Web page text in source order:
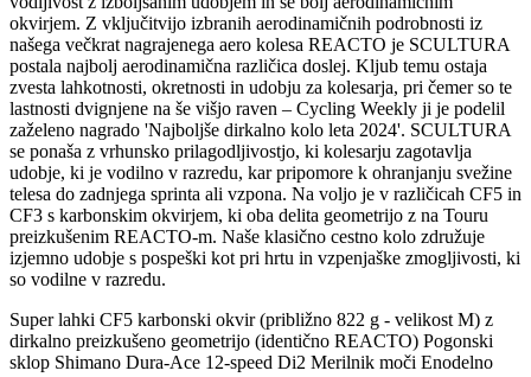
okvirjem. Z vključitvijo izbranih aerodinamičnih podrobnosti iz
našega večkrat nagrajenega aero kolesa REACTO je SCULTURA
postala najbolj aerodinamična različica doslej. Kljub temu ostaja
zvesta lahkotnosti, okretnosti in udobju za kolesarja, pri čemer so te
lastnosti dvignjene na še višjo raven – Cycling Weekly ji je podelil
zaželeno nagrado 'Najboljše dirkalno kolo leta 2024'. SCULTURA
se ponaša z vrhunsko prilagodljivostjo, ki kolesarju zagotavlja
udobje, ki je vodilno v razredu, kar pripomore k ohranjanju svežine
telesa do zadnjega sprinta ali vzpona. Na voljo je v različicah CF5 in
CF3 s karbonskim okvirjem, ki oba delita geometrijo z na Touru
preizkušenim REACTO-m. Naše klasično cestno kolo združuje
izjemno udobje s pospeški kot pri hrtu in vzpenjaške zmogljivosti, ki
so vodilne v razredu.
Super lahki CF5 karbonski okvir (približno 822 g - velikost M) z
dirkalno preizkušeno geometrijo (identično REACTO) Pogonski
sklop Shimano Dura-Ace 12-speed Di2 Merilnik moči Enodelno